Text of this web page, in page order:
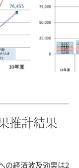
推計結果
の経済波及効果は2